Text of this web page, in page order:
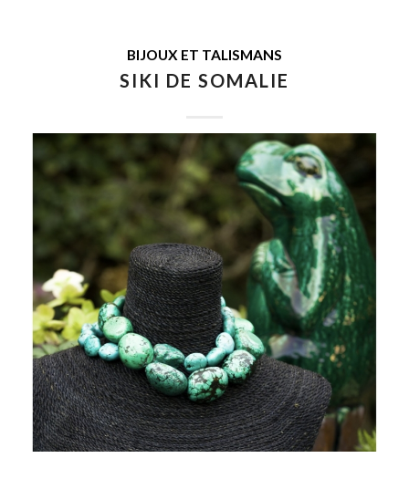
BIJOUX ET TALISMANS
SIKI DE SOMALIE